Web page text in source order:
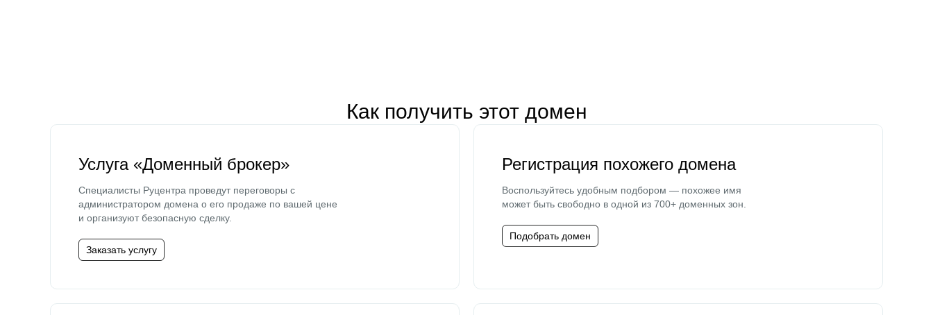
Как получить этот домен
Услуга «Доменный брокер»
Специалисты Руцентра проведут переговоры с
администратором домена о его продаже по вашей цене
и организуют безопасную сделку.
Заказать услугу
Регистрация похожего домена
Воспользуйтесь удобным подбором — похожее имя
может быть свободно в одной из 700+ доменных зон.
Подобрать домен